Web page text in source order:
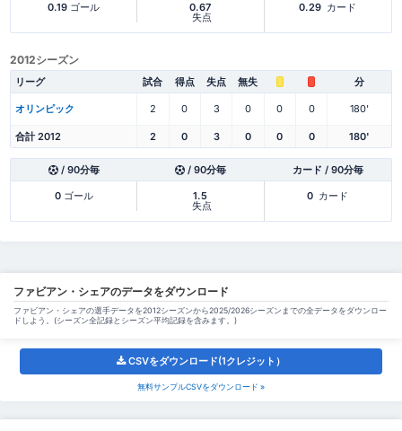
0.19 ゴール 0.67
失点
0.29 カード
2012シーズン
リーグ 試合 得点 失点 無失 分
オリンピック 2 0 3 0 0 0 180'
合計 2012 2 0 3 0 0 0 180'
/ 90分毎 / 90分毎 カード / 90分毎
0ゴール 1.5
失点
0 カード
ファビアン・シェアのデータをダウンロード
ファビアン・シェアの選手データを2012シーズンから2025/2026シーズンまでの全データをダウンロー
ドしよう。(シーズン全記録とシーズン平均記録を含みます。)
CSVをダウンロード(1クレジット）
無料サンプルCSVをダウンロード »